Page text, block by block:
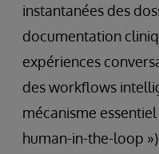
instantanées des
documentation
expériences
des workflows
mécanisme
human-in-the-loop